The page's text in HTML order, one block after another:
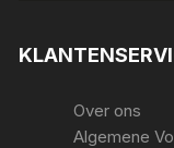
Over ons
Algemene